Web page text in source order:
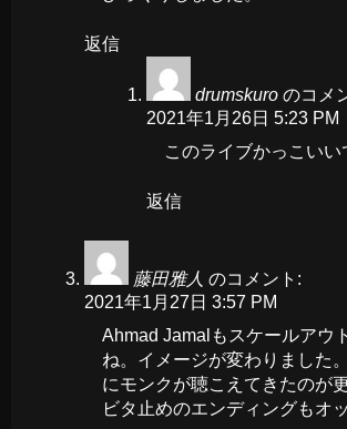
返信
drumskuro のコメ
2021年1月26日 5:23 PM
このライブかっこいい
返信
藤田雅人 のコメント:
2021年1月27日 3:57 PM
Ahmad Jamalもスケールアウ
ね。イメージが変わりました
にモンクが聴こえてきたのが
ビタ止めのエンディングもオ